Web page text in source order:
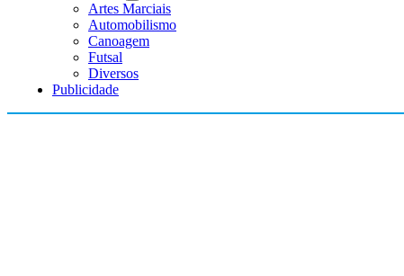
Artes Marciais
Automobilismo
Canoagem
Futsal
Diversos
Publicidade